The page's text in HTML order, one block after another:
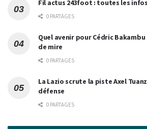
Fil actus 243foot : toutes les infos
0 PARTAGES
Quel avenir pour Cédric Bakambu
de mire
0 PARTAGES
La Lazio scrute la piste Axel
défense
0 PARTAGES